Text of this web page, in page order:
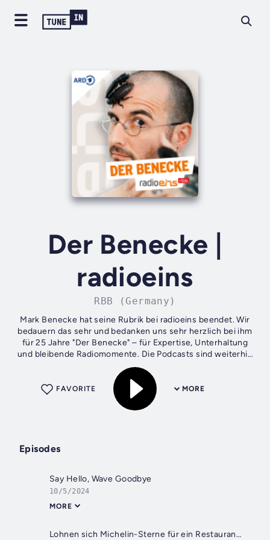
Der Benecke |
radioeins
RBB (Germany)
Mark Benecke hat seine Rubrik bei radioeins beendet. Wir
bedauern das sehr und bedanken uns sehr herzlich bei ihm
für 25 Jahre "Der Benecke" – für Expertise, Unterhaltung
und bleibende Radiomomente. Die Podcasts sind weiterhin
im Archiv auf radioeins...
MORE
FAVORITE
Episodes
Say Hello, Wave Goodbye
10/5/2024
MORE
Lohnen sich Michelin-Sterne für ein Restaurant?